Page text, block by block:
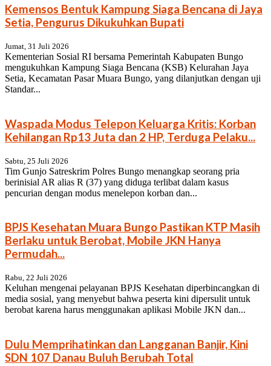
Kemensos Bentuk Kampung Siaga Bencana di Jaya
Setia, Pengurus Dikukuhkan Bupati
Jumat, 31 Juli 2026
Kementerian Sosial RI bersama Pemerintah Kabupaten Bungo
mengukuhkan Kampung Siaga Bencana (KSB) Kelurahan Jaya
Setia, Kecamatan Pasar Muara Bungo, yang dilanjutkan dengan uji
Standar...
Waspada Modus Telepon Keluarga Kritis: Korban
Kehilangan Rp13 Juta dan 2 HP, Terduga Pelaku...
Sabtu, 25 Juli 2026
Tim Gunjo Satreskrim Polres Bungo menangkap seorang pria
berinisial AR alias R (37) yang diduga terlibat dalam kasus
pencurian dengan modus menelepon korban dan...
BPJS Kesehatan Muara Bungo Pastikan KTP Masih
Berlaku untuk Berobat, Mobile JKN Hanya
Permudah...
Rabu, 22 Juli 2026
Keluhan mengenai pelayanan BPJS Kesehatan diperbincangkan di
media sosial, yang menyebut bahwa peserta kini dipersulit untuk
berobat karena harus menggunakan aplikasi Mobile JKN dan...
Dulu Memprihatinkan dan Langganan Banjir, Kini
SDN 107 Danau Buluh Berubah Total